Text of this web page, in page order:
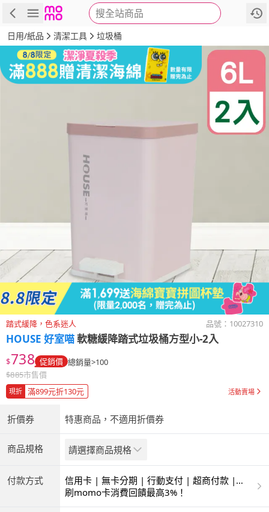
搜全站商品
商品 評價 詳情
日用/紙品 清潔工具 垃圾桶
踏式緩降，色系迷人 品號： 10027310
HOUSE 好室喵軟糖緩降踏式垃圾桶方型小-2入
$738 促銷價 總銷量>100
$885市售價
現折 滿899元折130元 活動賣場
折價券 特惠商品，不適用折價券
商品規格 請選擇商品規格
付款方式
信用卡 | 無卡分期 | 行動支付 | 超商付款 |
ATM | 銀聯卡
刷momo卡消費回饋最高3%！